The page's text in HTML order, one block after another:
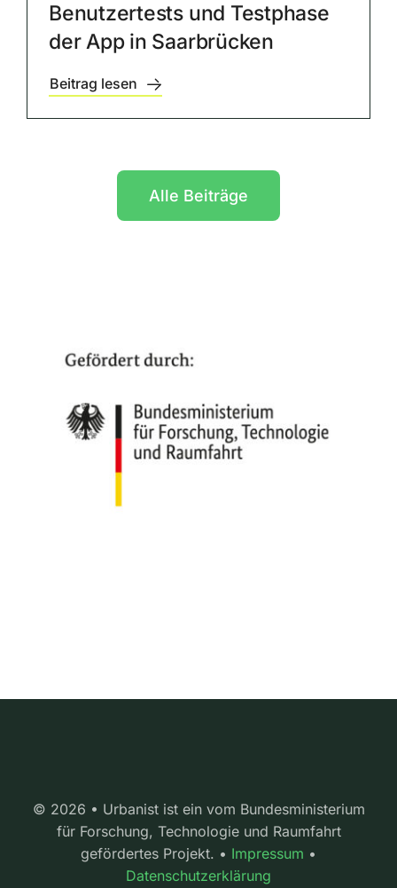
Benutzertests und Testphase
der App in Saarbrücken
Beitrag lesen
Alle Beiträge
© 2026 • Urbanist ist ein vom Bundesministerium
für Forschung, Technologie und Raumfahrt
gefördertes Projekt. • Impressum •
Datenschutzerklärung